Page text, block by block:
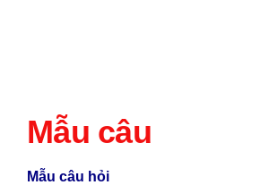
Mẫu câu
Mẫu câu hỏi